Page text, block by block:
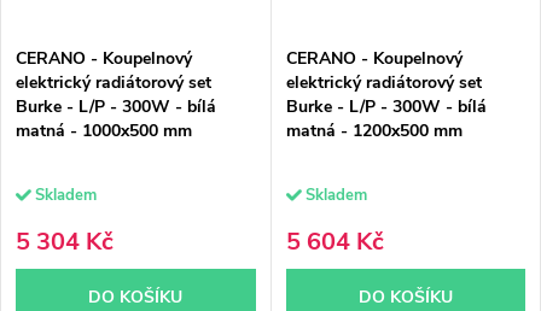
CERANO - Koupelnový
elektrický radiátorový set
Burke - L/P - 300W - bílá
matná - 1000x500 mm
Skladem
5 304 Kč
DO KOŠÍKU
CERANO - Koupelnový
elektrický radiátorový set
Burke - L/P - 300W - bílá
matná - 1200x500 mm
Skladem
5 604 Kč
DO KOŠÍKU